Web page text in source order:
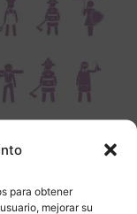
para obtener
mejorar su